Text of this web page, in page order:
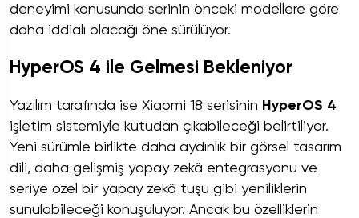
deneyimi konusunda serinin önceki modellere göre
daha iddialı olacağı öne sürülüyor.
HyperOS 4 ile Gelmesi Bekleniyor
Yazılım tarafında ise Xiaomi 18 serisinin HyperOS 4
işletim sistemiyle kutudan çıkabileceği belirtiliyor.
Yeni sürümle birlikte daha aydınlık bir görsel tasarım
dili, daha gelişmiş yapay zekâ entegrasyonu ve
seriye özel bir yapay zekâ tuşu gibi yeniliklerin
sunulabileceği konuşuluyor. Ancak bu özelliklerin